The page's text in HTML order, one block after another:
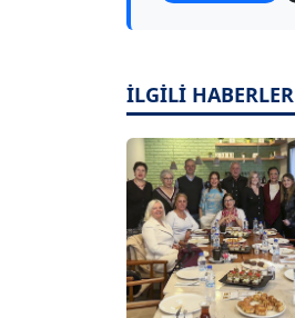
İLGİLİ HABERLER